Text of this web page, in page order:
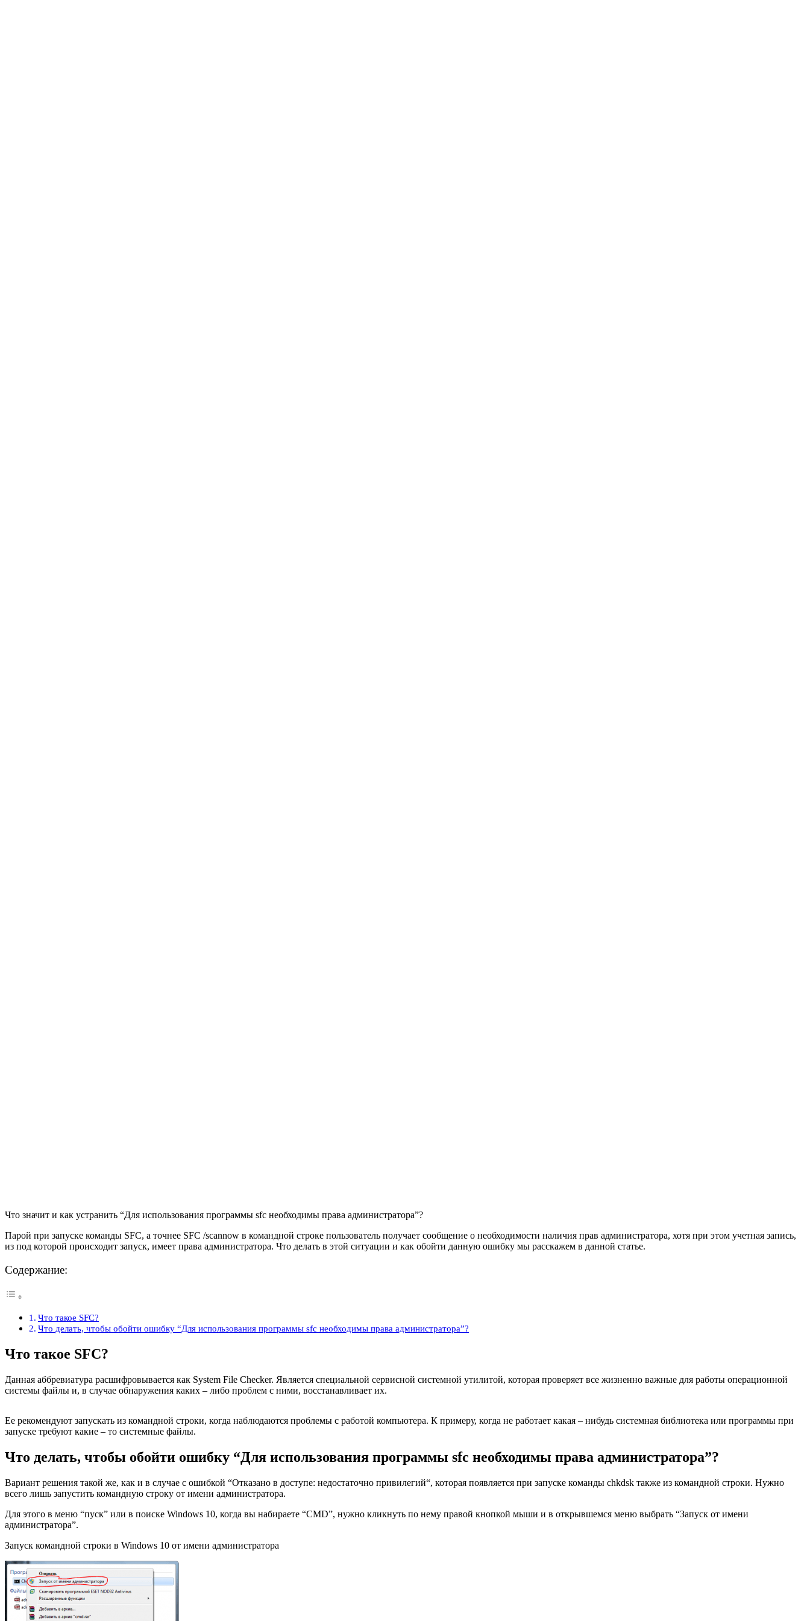
Что значит и как устранить “Для использования программы sfc необходимы права администратора”?
Парой при запуске команды SFC, а точнее SFC /scannow в командной строке пользователь получает сообщение о необходимости наличия прав администратора, хотя при этом учетная запись,
из под которой происходит запуск, имеет права администратора. Что делать в этой ситуации и как обойти данную ошибку мы расскажем в данной статье.
Содержание:
Что такое SFC?
Что делать, чтобы обойти ошибку “Для использования программы sfc необходимы права администратора”?
Что такое SFC?
Данная аббревиатура расшифровывается как System File Checker. Является специальной сервисной системной утилитой, которая проверяет все жизненно важные для работы операционной
системы файлы и, в случае обнаружения каких – либо проблем с ними, восстанавливает их.
Ее рекомендуют запускать из командной строки, когда наблюдаются проблемы с работой компьютера. К примеру, когда не работает какая – нибудь системная библиотека или программы при
запуске требуют какие – то системные файлы.
Что делать, чтобы обойти ошибку “Для использования программы sfc необходимы права администратора”?
Вариант решения такой же, как и в случае с ошибкой “Отказано в доступе: недостаточно привилегий“, которая появляется при запуске команды chkdsk также из командной строки. Нужно
всего лишь запустить командную строку от имени администратора.
Для этого в меню “пуск” или в поиске Windows 10, когда вы набираете “CMD”, нужно кликнуть по нему правой кнопкой мыши и в открывшемся меню выбрать “Запуск от имени
администратора”.
Запуск командной строки в Windows 10 от имени администратора